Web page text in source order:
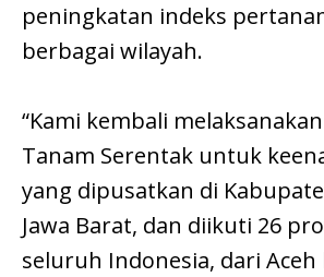
peningkatan indeks
berbagai wilayah.
“Kami kembali
Tanam Serentak untuk
yang dipusatkan di
Jawa Barat, dan diikuti 26
seluruh Indonesia, dari Aceh